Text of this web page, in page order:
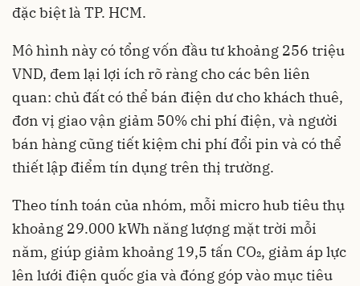
đặc biệt là TP. HCM.
Mô hình này có tổng vốn đầu tư khoảng 256 triệu
VND, đem lại lợi ích rõ ràng cho các bên liên
quan: chủ đất có thể bán điện dư cho khách thuê,
đơn vị giao vận giảm 50% chi phí điện, và người
bán hàng cũng tiết kiệm chi phí đổi pin và có thể
thiết lập điểm tín dụng trên thị trường.
Theo tính toán của nhóm, mỗi micro hub tiêu thụ
khoảng 29.000 kWh năng lượng mặt trời mỗi
năm, giúp giảm khoảng 19,5 tấn CO₂, giảm áp lực
lên lưới điện quốc gia và đóng góp vào mục tiêu